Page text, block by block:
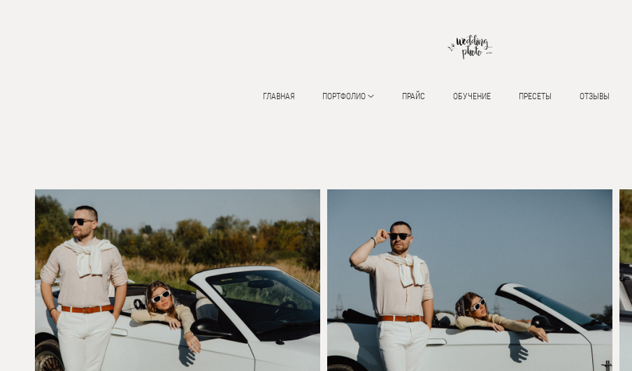
ГЛАВНАЯ ПОРТФОЛИО ПРАЙС ОБУЧЕНИЕ ПРЕСЕТЫ ОТЗЫВЫ